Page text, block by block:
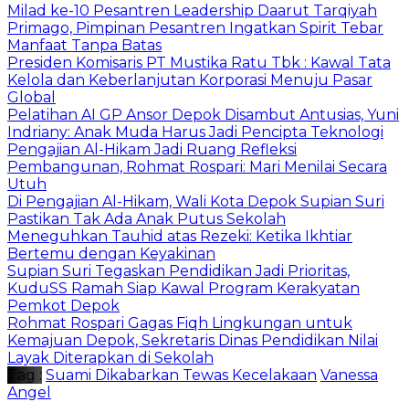
Milad ke-10 Pesantren Leadership Daarut Tarqiyah
Primago, Pimpinan Pesantren Ingatkan Spirit Tebar
Manfaat Tanpa Batas
Presiden Komisaris PT Mustika Ratu Tbk : Kawal Tata
Kelola dan Keberlanjutan Korporasi Menuju Pasar
Global
Pelatihan AI GP Ansor Depok Disambut Antusias, Yuni
Indriany: Anak Muda Harus Jadi Pencipta Teknologi
Pengajian Al-Hikam Jadi Ruang Refleksi
Pembangunan, Rohmat Rospari: Mari Menilai Secara
Utuh
Di Pengajian Al-Hikam, Wali Kota Depok Supian Suri
Pastikan Tak Ada Anak Putus Sekolah
Meneguhkan Tauhid atas Rezeki: Ketika Ikhtiar
Bertemu dengan Keyakinan
Supian Suri Tegaskan Pendidikan Jadi Prioritas,
KuduSS Ramah Siap Kawal Program Kerakyatan
Pemkot Depok
Rohmat Rospari Gagas Fiqh Lingkungan untuk
Kemajuan Depok, Sekretaris Dinas Pendidikan Nilai
Layak Diterapkan di Sekolah
Tag : Suami Dikabarkan Tewas Kecelakaan Vanessa
Angel